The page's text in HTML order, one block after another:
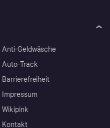
Anti-Geldwäsche
Auto-Track
Barrierefreiheit
Impressum
Wikipink
Kontakt